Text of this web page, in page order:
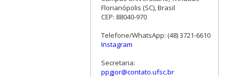
Florianópolis (SC), Brasil
CEP: 88040-970
Telefone/WhatsApp: (48) 3721-6610
Instagram
Secretaria:
ppgjor@contato.ufsc.br